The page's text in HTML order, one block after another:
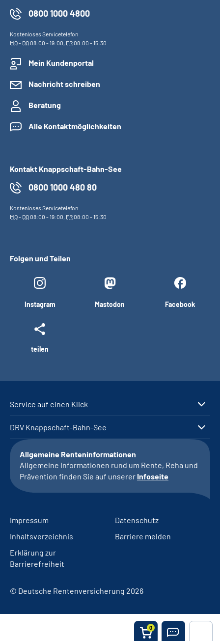
0
0800 1000 4800
Kostenloses Servicetelefon
MO- DO08:00 - 19:00, FR08:00 - 15:30
Mein Kundenportal
Nachricht schreiben
Beratung
Alle Kontaktmöglichkeiten
Kontakt Knappschaft-Bahn-See
0800 1000 480 80
Kostenloses Servicetelefon
MO- DO08:00 - 19:00, FR08:00 - 15:30
Folgen und Teilen
Instagram Mastodon Facebook
teilen
Service auf einen Klick
DRV Knappschaft-Bahn-See
Allgemeine Renteninformationen
Allgemeine Informationen rund um Rente, Reha und
Prävention finden Sie auf unserer Infoseite
Impressum
Datenschutz
Inhaltsverzeichnis
Barriere melden
Erklärung zur
Barrierefreiheit
© Deutsche Rentenversicherung 2026